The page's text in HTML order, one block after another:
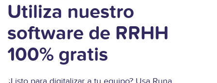
Utiliza nuestro
software de RRHH
100% gratis